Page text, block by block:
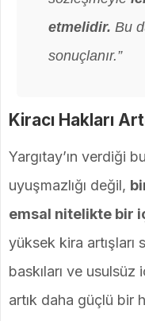
etmelidir. Bu
sonuçlanır.”
Kiracı Hakları
Yargıtay’ın verdiği
uyuşmazlığı değil,
emsal nitelikte bir
yüksek kira artışları
baskıları ve usulsüz
artık daha güçlü bir